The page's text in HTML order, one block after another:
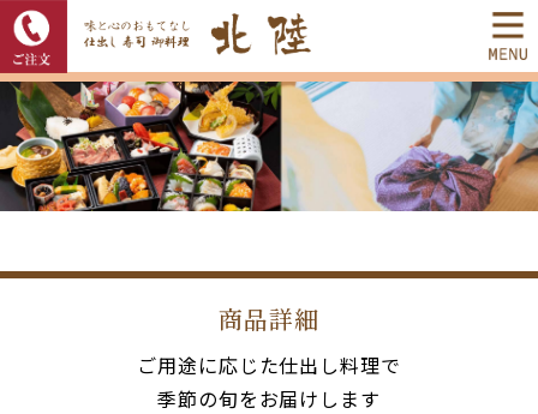
商品詳細
ご用途に応じた仕出し料理で
季節の旬をお届けします